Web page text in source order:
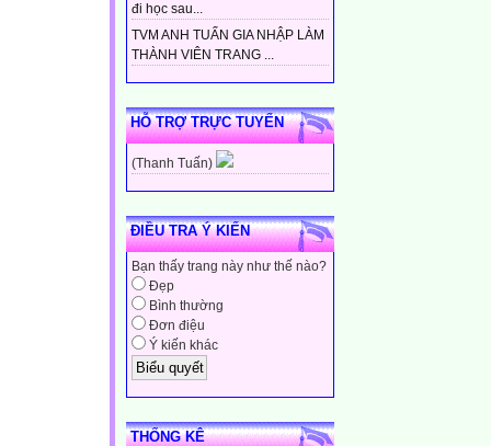
đi học sau...
TVM ANH TUẤN GIA NHẬP LÀM
THÀNH VIÊN TRANG ...
HỖ TRỢ TRỰC TUYẾN
(Thanh Tuấn)
ĐIỀU TRA Ý KIẾN
Bạn thấy trang này như thế nào?
Đẹp
Bình thường
Đơn điệu
Ý kiến khác
THỐNG KÊ